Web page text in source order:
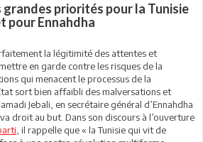
grandes priorités pour la Tunisie
pour Ennahdha
la légitimité des attentes et
en garde contre les risques de la
qui menacent le processus de la
sort bien affaibli des malversations et
Jebali, en secrétaire général d’Ennahdha
droit au but. Dans son discours à l’ouverture
, il rappelle que « la Tunisie qui vit de